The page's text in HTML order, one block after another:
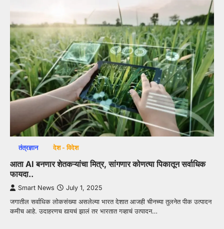
तंत्रज्ञान देश - विदेश
आता AI बनणार शेतकऱ्यांचा मित्र, सांगणार कोणत्या पिकातून सर्वाधिक
फायदा..
Smart News July 1, 2025
जगातील सर्वाधिक लोकसंख्या असलेल्या भारत देशात आजही चीनच्या तुलनेत पीक उत्पादन
कमीच आहे. उदाहरणच द्यायचं झालं तर भारतात गव्हाचं उत्पादन…